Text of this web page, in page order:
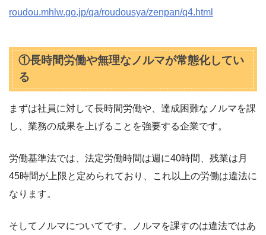
roudou.mhlw.go.jp/qa/roudousya/zenpan/q4.html
①長時間労働や無理なノルマが常態化してい
る
まずは社員に対して長時間労働や、達成困難なノルマを課
し、業務の成果を上げることを強要する企業です。
労働基準法では、法定労働時間は週に40時間、残業は月
45時間が上限と定められており、これ以上の労働は違法に
なります。
そしてノルマについてです。ノルマを課すのは違法ではあ